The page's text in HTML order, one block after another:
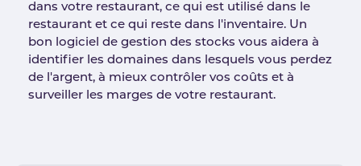
dans votre restaurant, ce qui est utilisé dans le
restaurant et ce qui reste dans l'inventaire. Un
bon logiciel de gestion des stocks vous aidera à
identifier les domaines dans lesquels vous perdez
de l'argent, à mieux contrôler vos coûts et à
surveiller les marges de votre restaurant.